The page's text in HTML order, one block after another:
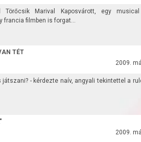
Törőcsik Marival Kaposvárott, egy
francia filmben is forgat...
TÉT
2009.
játszani? - kérdezte naív, angyali tekintettel a
2009.